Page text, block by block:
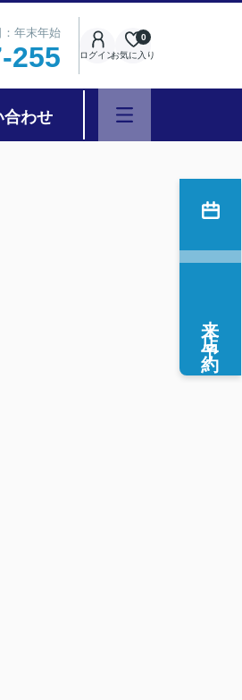
年末年始
255 ログインお気に入り
0
合わせ
来店予約